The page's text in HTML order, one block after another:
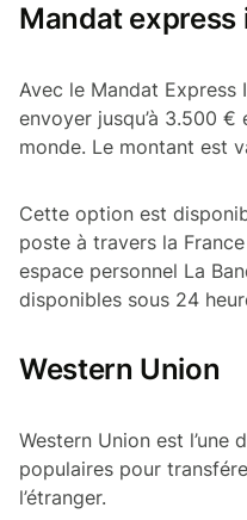
Mandat
Avec le Mandat Express
envoyer jusqu’à 3.500
monde. Le montant est
Cette option est
poste à travers la
espace personnel La
disponibles sous 24
Western Union
Western Union est l’une
populaires pour
l’étranger.